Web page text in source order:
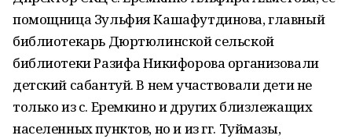
помощница Зульфия Кашафутдинова, главный
библиотекарь Дюртюлинской сельской
библиотеки Разифа Никифорова организовали
детский сабантуй. В нем участвовали дети не
только из с. Еремкино и других близлежащих
населенных пунктов, но и из гг. Туймазы,